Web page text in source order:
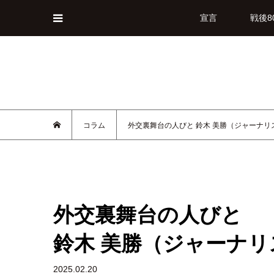
宣言 戦後
コラム 外交裏舞台の人びと 鈴木 美勝（ジャーナリ
外交裏舞台の人びと
鈴木 美勝（ジャーナ
2025.02.20